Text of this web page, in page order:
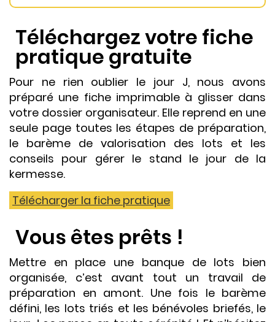
Téléchargez votre fiche
pratique gratuite
Pour ne rien oublier le jour J, nous avons
préparé une fiche imprimable à glisser dans
votre dossier organisateur. Elle reprend en une
seule page toutes les étapes de préparation,
le barème de valorisation des lots et les
conseils pour gérer le stand le jour de la
kermesse.
Télécharger la fiche pratique
Vous êtes prêts !
Mettre en place une banque de lots bien
organisée, c’est avant tout un travail de
préparation en amont. Une fois le barème
défini, les lots triés et les bénévoles briefés, le